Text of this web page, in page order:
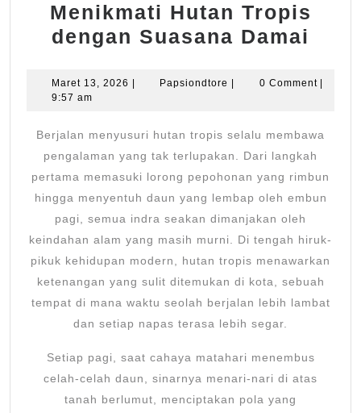
Menikmati Hutan Tropis
dengan Suasana Damai
Maret 13, 2026 Maret
Papsiondtore Papsiondtore
0 Comment
9:57 am
Berjalan menyusuri hutan tropis selalu membawa
pengalaman yang tak terlupakan. Dari langkah
pertama memasuki lorong pepohonan yang rimbun
hingga menyentuh daun yang lembap oleh embun
pagi, semua indra seakan dimanjakan oleh
keindahan alam yang masih murni. Di tengah hiruk-
pikuk kehidupan modern, hutan tropis menawarkan
ketenangan yang sulit ditemukan di kota, sebuah
tempat di mana waktu seolah berjalan lebih lambat
dan setiap napas terasa lebih segar.
Setiap pagi, saat cahaya matahari menembus
celah-celah daun, sinarnya menari-nari di atas
tanah berlumut, menciptakan pola yang